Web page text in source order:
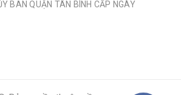
BAN QUẬN TÂN BÌNH CẤP NGÀY